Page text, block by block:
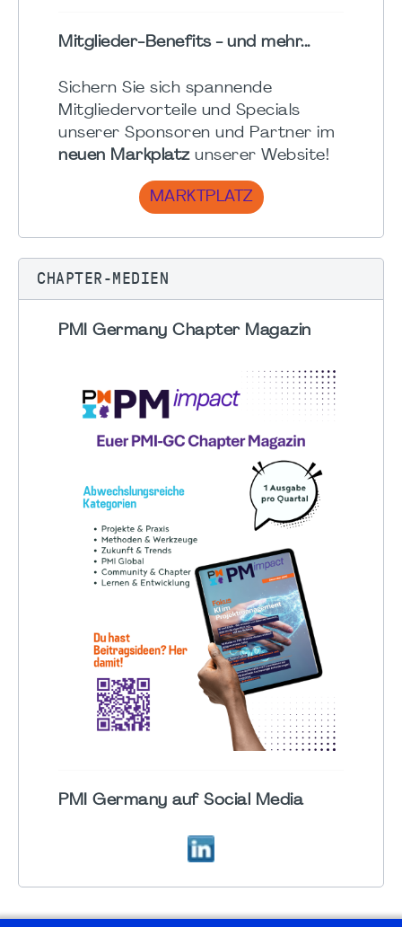
Mitglieder-Benefits - und mehr...
Sichern Sie sich spannende
Mitgliedervorteile und Specials
unserer Sponsoren und Partner im
neuen Markplatzunserer Website!
MARKTPLATZ
CHAPTER-MEDIEN
PMI Germany Chapter Magazin
PMI Germany auf Social Media